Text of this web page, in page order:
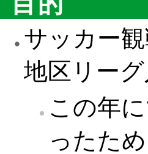
サッカー
地区リー
この年
ったた